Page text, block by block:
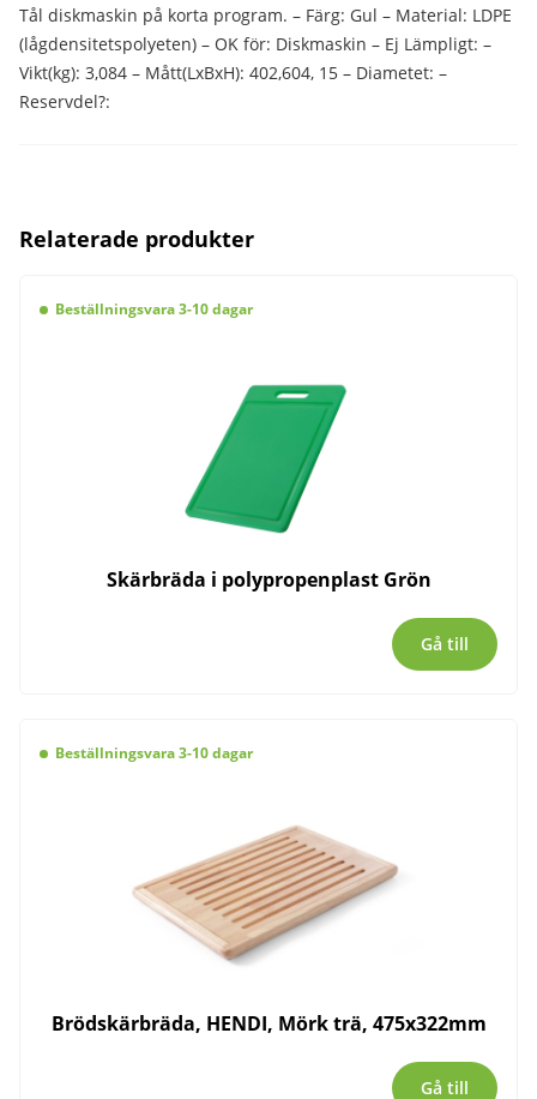
Tål diskmaskin på korta program. – Färg: Gul – Material: LDPE
(lågdensitetspolyeten) – OK för: Diskmaskin – Ej Lämpligt: –
Vikt(kg): 3,084 – Mått(LxBxH): 402,604, 15 – Diametet: –
Reservdel?:
Relaterade produkter
Beställningsvara 3-10 dagar
Skärbräda i polypropenplast Grön
Gå till
Beställningsvara 3-10 dagar
Brödskärbräda, HENDI, Mörk trä, 475x322mm
Gå till